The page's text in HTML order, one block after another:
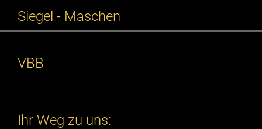
Siegel - Maschen
VBB
Ihr Weg zu uns: